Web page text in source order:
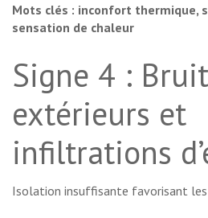
Mots clés : inconfort thermique,
sensation de chaleur
Signe 4 :
extérieurs et
infiltrations
Isolation insuffisante favorisant